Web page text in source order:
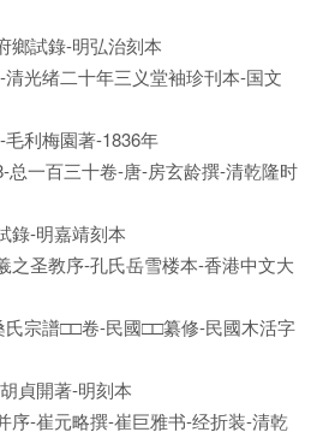
鄉試錄-明弘治刻本
光绪二十年三义堂袖珍刊本-国文
利梅園著-1836年
总一百三十卷-唐-房玄龄撰-清乾隆时
錄-明嘉靖刻本
之圣教序-孔氏岳雪楼本-香港中文大
宗譜□□卷-民國□□纂修-民國木活字
貞開著-明刻本
序-崔元略撰-崔巨雅书-经折装-清乾